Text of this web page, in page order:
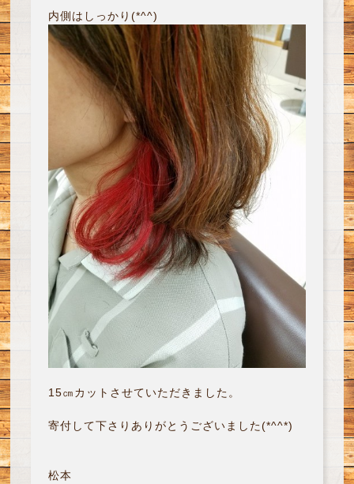
内側はしっかり(*^^)
15㎝カットさせていただきました。
寄付して下さりありがとうございました(*^^*)
松本